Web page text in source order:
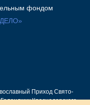
фондом
Приход Свято-
Краснодарского